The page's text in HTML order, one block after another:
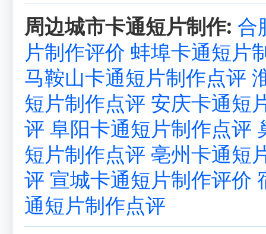
周边城市卡通短片制作: 合
片制作评价 蚌埠卡通短片
马鞍山卡通短片制作点评
短片制作点评 安庆卡通短
评 阜阳卡通短片制作点评
短片制作点评 亳州卡通短
评 宣城卡通短片制作评价
通短片制作点评